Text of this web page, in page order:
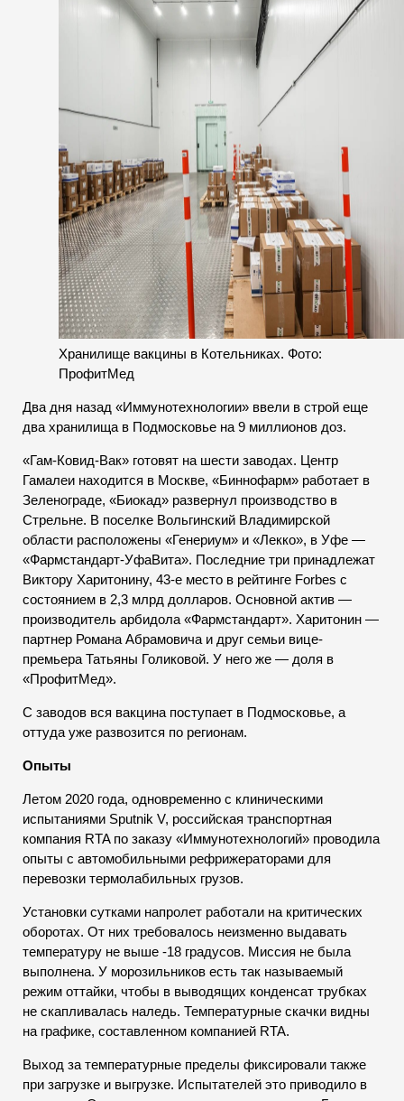
Хранилище вакцины в Котельниках. Фото:
ПрофитМед
Два дня назад «Иммунотехнологии» ввели в строй еще
два хранилища в Подмосковье на 9 миллионов доз.
«Гам-Ковид-Вак» готовят на шести заводах. Центр
Гамалеи находится в Москве, «Биннофарм» работает в
Зеленограде, «Биокад» развернул производство в
Стрельне. В поселке Вольгинский Владимирской
области расположены «Генериум» и «Лекко», в Уфе —
«Фармстандарт-УфаВита». Последние три принадлежат
Виктору Харитонину, 43-е место в рейтинге Forbes с
состоянием в 2,3 млрд долларов. Основной актив —
производитель арбидола «Фармстандарт». Харитонин —
партнер Романа Абрамовича и друг семьи вице-
премьера Татьяны Голиковой. У него же — доля в
«ПрофитМед».
С заводов вся вакцина поступает в Подмосковье, а
оттуда уже развозится по регионам.
Опыты
Летом 2020 года, одновременно с клиническими
испытаниями Sputnik V, российская транспортная
компания RTA по заказу «Иммунотехнологий» проводила
опыты c автомобильными рефрижераторами для
перевозки термолабильных грузов.
Установки сутками напролет работали на критических
оборотах. От них требовалось неизменно выдавать
температуру не выше -18 градусов. Миссия не была
выполнена. У морозильников есть так называемый
режим оттайки, чтобы в выводящих конденсат трубках
не скапливалась наледь. Температурные скачки видны
на графике, составленном компанией RTA.
Выход за температурные пределы фиксировали также
при загрузке и выгрузке. Испытателей это приводило в